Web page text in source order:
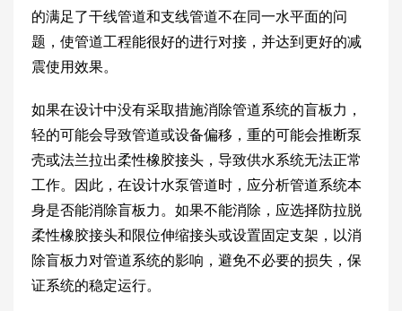
的满足了干线管道和支线管道不在同一水平面的问
题，使管道工程能很好的进行对接，并达到更好的减
震使用效果。
如果在设计中没有采取措施消除管道系统的盲板力，
轻的可能会导致管道或设备偏移，重的可能会推断泵
壳或法兰拉出柔性橡胶接头，导致供水系统无法正常
工作。因此，在设计水泵管道时，应分析管道系统本
身是否能消除盲板力。如果不能消除，应选择防拉脱
柔性橡胶接头和限位伸缩接头或设置固定支架，以消
除盲板力对管道系统的影响，避免不必要的损失，保
证系统的稳定运行。